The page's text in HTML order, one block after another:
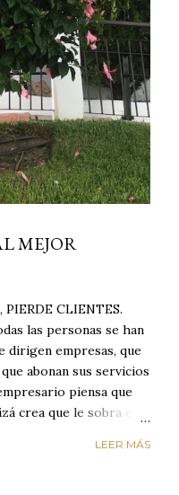
MEJOR
CLIENTES.
las personas se han
dirigen empresas, que
abonan sus servicios
piensa que
crea que le sobra el
pagan mal y
servicios. Cuando una
LEER MÁS